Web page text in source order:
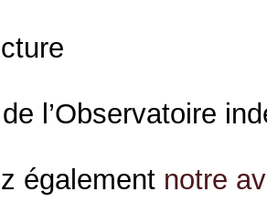
l’Observatoire
également notre